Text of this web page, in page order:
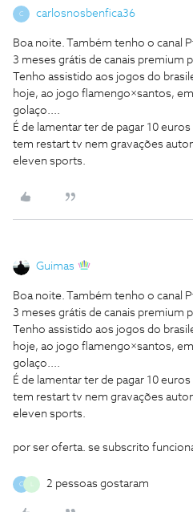
C carlosnosbenfica36
Boa noite. Também tenho o canal
3 meses grátis de canais premium
Tenho assistido aos jogos do
hoje, ao jogo flamengo×santos,
golaço....
É de lamentar ter de pagar 10
tem restart tv nem gravações
eleven sports.
Guimas
Boa noite. Também tenho o canal
3 meses grátis de canais premium
Tenho assistido aos jogos do
hoje, ao jogo flamengo×santos,
golaço....
É de lamentar ter de pagar 10
tem restart tv nem gravações
eleven sports.
por ser oferta. se subscrito
C 2 pessoas gostaram